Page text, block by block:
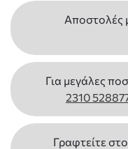
Αποστολές
Για μεγάλες
2310
Γραφτείτε